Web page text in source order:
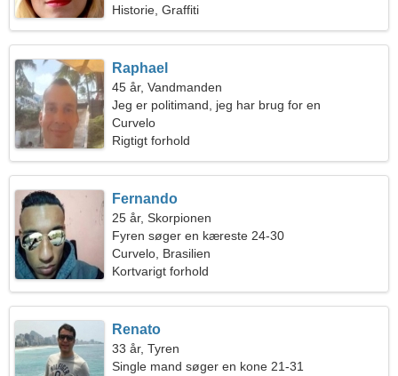
Historie, Graffiti
Raphael
45 år, Vandmanden
Jeg er politimand, jeg har brug for en
usædvanlig kvinde
Curvelo
Rigtigt forhold
Fernando
25 år, Skorpionen
Fyren søger en kæreste 24-30
Curvelo, Brasilien
Kortvarigt forhold
Renato
33 år, Tyren
Single mand søger en kone 21-31